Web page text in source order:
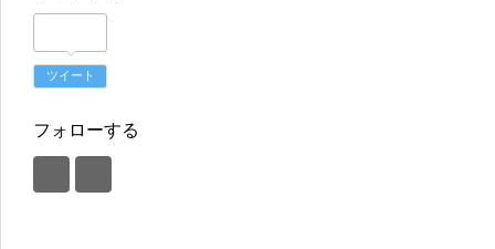
ツイート
フォローする